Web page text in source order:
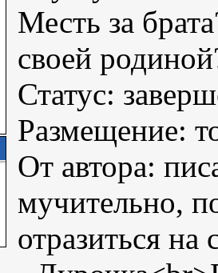
Месть за
своей
Статус:
Размещение:
От автора:
мучительно,
отразиться